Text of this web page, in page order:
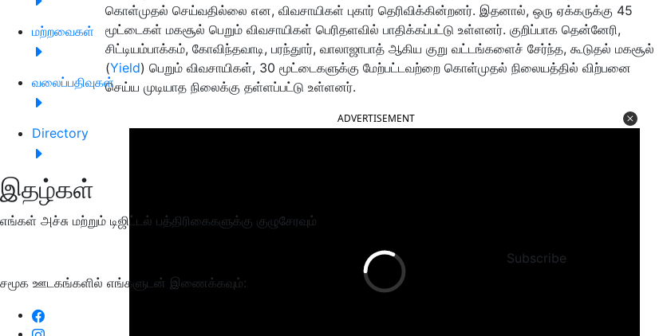
மற்றவைகள்
வலைப்பதிவுகள்
Directory
இதழ்கள்
எங்கள் அச்சு மற்றும் டிஜிட்டல் பத்திரிகைகளுக்கு குழுசேரவும்
Subscribe
சமூக ஊடகங்களில் எங்களுடன் இணைக்கவும்:
கொள்முதல் செய்வதில்லை என, விவசாயிகள் புகார் தெரிவிக்கின்றனர். இதனால், ஒரு ஏக்கருக்கு 45
மூட்டைகள் மகசூல் பெறும் விவசாயிகள் பெரிதளவில் பாதிக்கப்பட்டு உள்ளனர். குறிப்பாக தென்னேரி,
சிட்டியம்பாக்கம், கோவிந்தவாடி, பரந்துார், வாலாஜாபாத் ஆகிய குறு வட்டங்களைச் சேர்ந்த, கூடுதல் மகசூல்
(Yield) பெறும் விவசாயிகள், 30 மூட்டைகளுக்கு மேற்பட்டவற்றை கொள்முதல் நிலையத்தில் விற்பனை
செய்ய முடியாத நிலைக்கு தள்ளப்பட்டு உள்ளனர்.
ADVERTISEMENT